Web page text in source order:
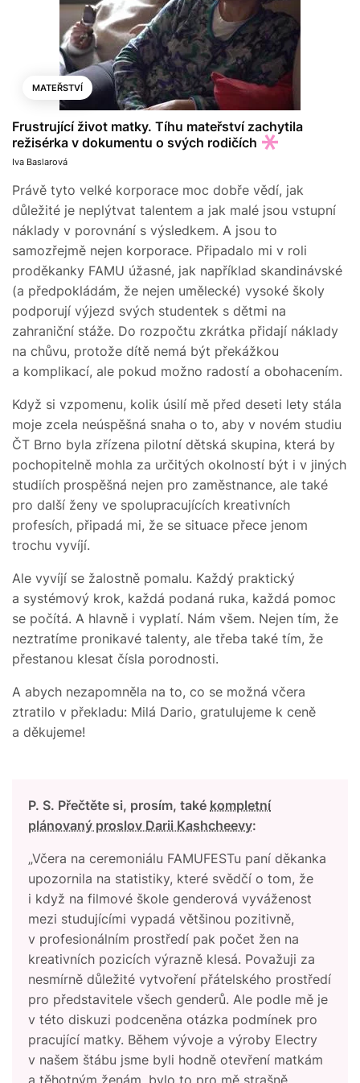
MATEŘSTVÍ
Frustrující život matky. Tíhu mateřství zachytila
režisérka v dokumentu o svých rodičích
Iva Baslarová
Právě tyto velké korporace moc dobře vědí, jak
důležité je neplýtvat talentem a jak malé jsou vstupní
náklady v porovnání s výsledkem. A jsou to
samozřejmě nejen korporace. Připadalo mi v roli
proděkanky FAMU úžasné, jak například skandinávské
(a předpokládám, že nejen umělecké) vysoké školy
podporují výjezd svých studentek s dětmi na
zahraniční stáže. Do rozpočtu zkrátka přidají náklady
na chůvu, protože dítě nemá být překážkou
a komplikací, ale pokud možno radostí a obohacením.
Když si vzpomenu, kolik úsilí mě před deseti lety stála
moje zcela neúspěšná snaha o to, aby v novém studiu
ČT Brno byla zřízena pilotní dětská skupina, která by
pochopitelně mohla za určitých okolností být i v jiných
studiích prospěšná nejen pro zaměstnance, ale také
pro další ženy ve spolupracujících kreativních
profesích, připadá mi, že se situace přece jenom
trochu vyvíjí.
Ale vyvíjí se žalostně pomalu. Každý praktický
a systémový krok, každá podaná ruka, každá pomoc
se počítá. A hlavně i vyplatí. Nám všem. Nejen tím, že
neztratíme pronikavé talenty, ale třeba také tím, že
přestanou klesat čísla porodnosti.
A abych nezapomněla na to, co se možná včera
ztratilo v překladu: Milá Dario, gratulujeme k ceně
a děkujeme!
P. S. Přečtěte si, prosím, také kompletní
plánovaný proslov Darii Kashcheevy:
„Včera na ceremoniálu FAMUFESTu paní děkanka
upozornila na statistiky, které svědčí o tom, že
i když na filmové škole genderová vyváženost
mezi studujícími vypadá většinou pozitivně,
v profesionálním prostředí pak počet žen na
kreativních pozicích výrazně klesá. Považuji za
nesmírně důležité vytvoření přátelského prostředí
pro představitele všech genderů. Ale podle mě je
v této diskuzi podceněna otázka podmínek pro
pracující matky. Během vývoje a výroby Electry
v našem štábu jsme byli hodně otevření matkám
a těhotným ženám, bylo to pro mě strašně